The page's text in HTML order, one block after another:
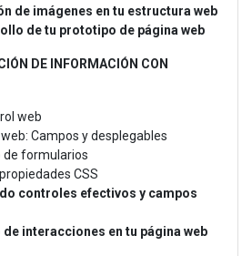
de imágenes en tu estructura web
de tu prototipo de página web
DE INFORMACIÓN CON
web
Campos y desplegables
de formularios
CSS
controles efectivos y campos
de interacciones en tu página web